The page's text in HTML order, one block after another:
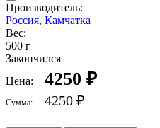
Производитель:
Россия, Камчатка
Вес:
500 г
Закончился
Цена:
4250 ₽
Сумма: 4250 ₽